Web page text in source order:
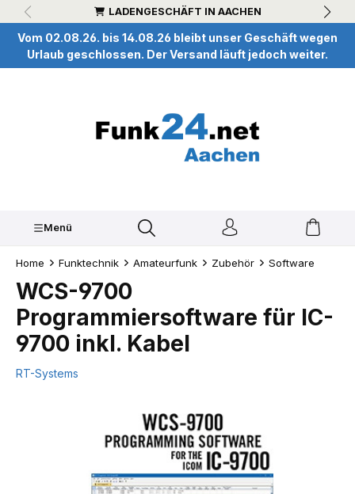
springen LADENGESCHÄFT IN AACHEN
Vom 02.08.26. bis 14.08.26 bleibt unser Geschäft wegen
Urlaub geschlossen. Der Versand läuft jedoch weiter.
Menü
Home Funktechnik Amateurfunk Zubehör Software
WCS-9700
Programmiersoftware für IC-
9700 inkl. Kabel
RT-Systems